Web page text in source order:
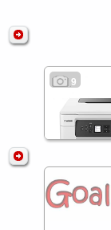
9